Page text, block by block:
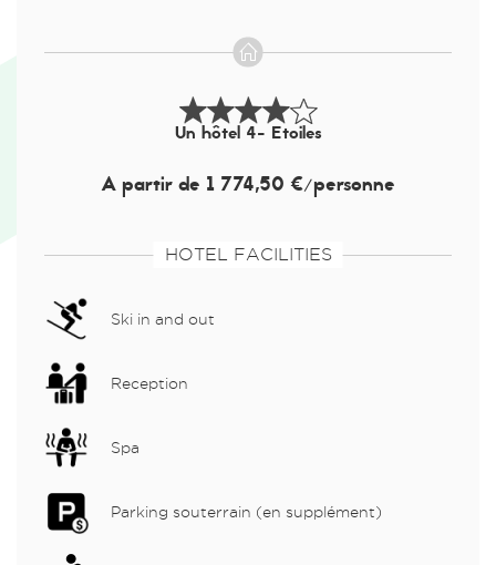
Un hôtel 4- Etoiles
A partir de 1 774,50 €/personne
HOTEL FACILITIES
Ski in and out
Reception
Spa
Parking souterrain (en supplément)